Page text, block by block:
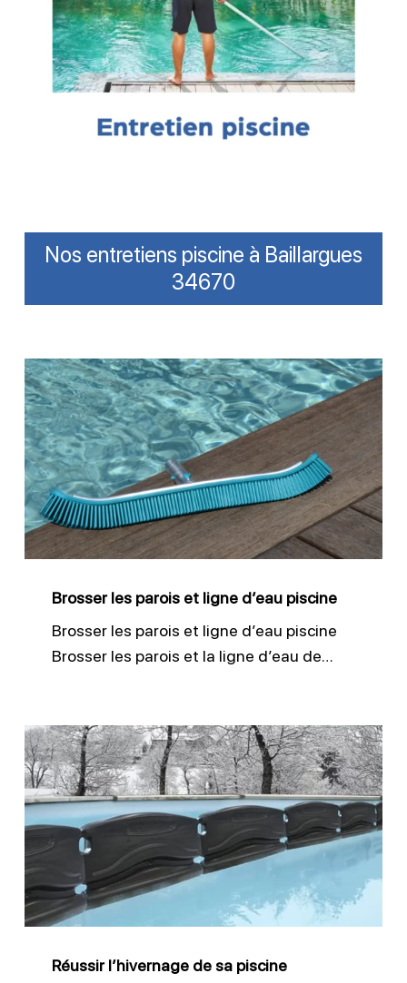
Nos entretiens piscine à Baillargues
34670
Brosser
les
parois
et
ligne
d’eau
piscine
Brosser les parois et ligne d’eau piscine
Brosser les parois et ligne d’eau piscine
Brosser les parois et la ligne d’eau de…
Réussir
l’hivernage
de
sa
piscine
Réussir l’hivernage de sa piscine